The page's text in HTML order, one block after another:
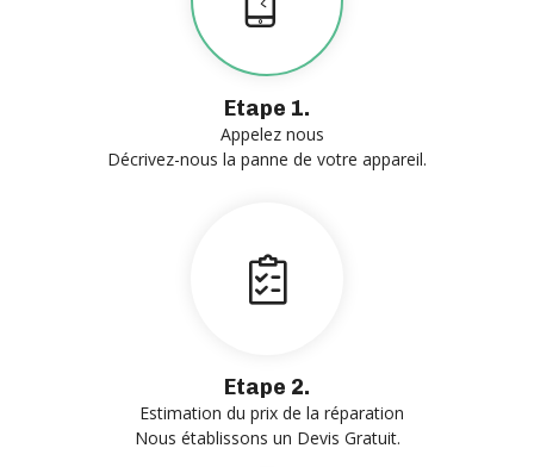
Etape 1.
Appelez nous
Décrivez-nous la panne de votre appareil.
Etape 2.
Estimation du prix de la réparation
Nous établissons un Devis Gratuit.